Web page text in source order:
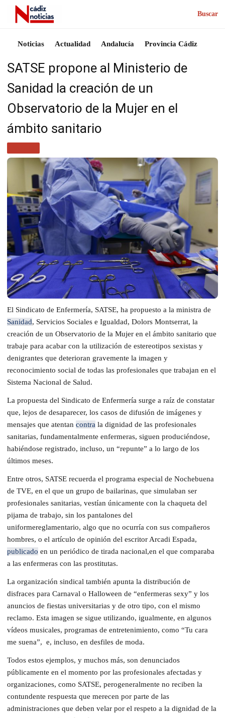
Buscar
Noticias Actualidad Andalucía Provincia Cádiz
SATSE propone al Ministerio de
Sanidad la creación de un
Observatorio de la Mujer en el
ámbito sanitario
El Sindicato de Enfermería, SATSE, ha propuesto a la ministra de
Sanidad, Servicios Sociales e Igualdad, Dolors Montserrat, la
creación de un Observatorio de la Mujer en el ámbito sanitario que
trabaje para acabar con la utilización de estereotipos sexistas y
denigrantes que deterioran gravemente la imagen y
reconocimiento social de todas las profesionales que trabajan en el
Sistema Nacional de Salud.
La propuesta del Sindicato de Enfermería surge a raíz de constatar
que, lejos de desaparecer, los casos de difusión de imágenes y
mensajes que atentan contra la dignidad de las profesionales
sanitarias, fundamentalmente enfermeras, siguen produciéndose,
habiéndose registrado, incluso, un “repunte” a lo largo de los
últimos meses.
Entre otros, SATSE recuerda el programa especial de Nochebuena
de TVE, en el que un grupo de bailarinas, que simulaban ser
profesionales sanitarias, vestían únicamente con la chaqueta del
pijama de trabajo, sin los pantalones del
uniformereglamentario, algo que no ocurría con sus compañeros
hombres, o el artículo de opinión del escritor Arcadi Espada,
publicado en un periódico de tirada nacional,en el que comparaba
a las enfermeras con las prostitutas.
La organización sindical también apunta la distribución de
disfraces para Carnaval o Halloween de “enfermeras sexy” y los
anuncios de fiestas universitarias y de otro tipo, con el mismo
reclamo. Esta imagen se sigue utilizando, igualmente, en algunos
vídeos musicales, programas de entretenimiento, como “Tu cara
me suena”, e, incluso, en desfiles de moda.
Todos estos ejemplos, y muchos más, son denunciados
públicamente en el momento por las profesionales afectadas y
organizaciones, como SATSE, perogeneralmente no reciben la
contundente respuesta que merecen por parte de las
administraciones que deben velar por el respeto a la dignidad de la